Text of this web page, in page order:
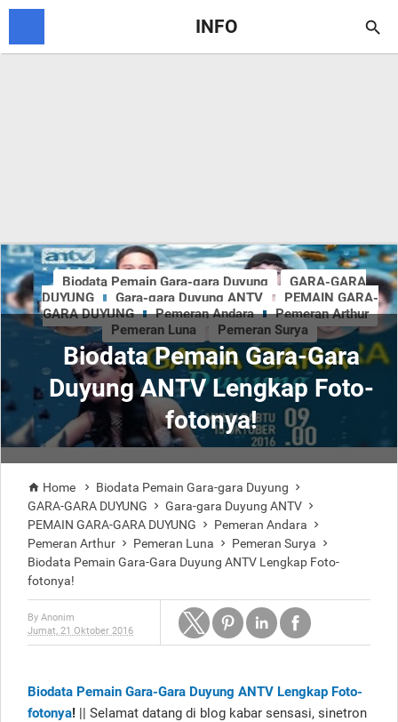
INFO 
Biodata Pemain Gara-Gara
Duyung ANTV Lengkap Foto-
fotonya!
Biodata Pemain Gara-gara Duyung
GARA-GARA
DUYUNG
Gara-gara Duyung ANTV
PEMAIN GARA-
GARA DUYUNG
Pemeran Andara
Pemeran Arthur
Pemeran Luna
Pemeran Surya
 Home  Biodata Pemain Gara-gara Duyung 
GARA-GARA DUYUNG  Gara-gara Duyung ANTV 
PEMAIN GARA-GARA DUYUNG  Pemeran Andara 
Pemeran Arthur  Pemeran Luna  Pemeran Surya 
Biodata Pemain Gara-Gara Duyung ANTV Lengkap Foto-
fotonya!
By Anonim
Jumat, 21 Oktober 2016
Biodata Pemain Gara-Gara Duyung ANTV Lengkap Foto-
fotonya! || Selamat datang di blog kabar sensasi, sinetron